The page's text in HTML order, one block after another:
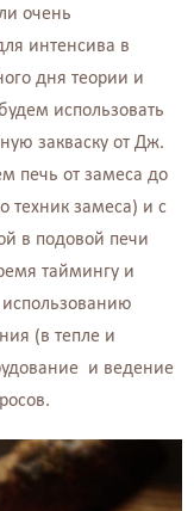
очень
интенсива в
дня теории и
использовать
закваску от Дж.
печь от замеса до
техник замеса) и с
в подовой печи
таймингу и
(в тепле и
и ведение